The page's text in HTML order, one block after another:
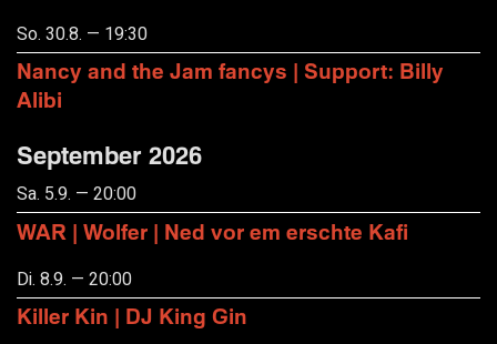
So. 30.8. — 19:30
Nancy and the Jam fancys | Support: Billy
Alibi
September 2026
Sa. 5.9. — 20:00
WAR | Wolfer | Ned vor em erschte Kafi
Di. 8.9. — 20:00
Killer Kin | DJ King Gin